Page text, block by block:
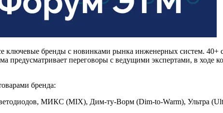
ключевые бренды с новинками рынка инженерных систем. 40+
переговоры с ведущими экспертами, в ходе
бренда:
МИКС (MIX), Дим-ту-Ворм (Dim-to-Warm), Ультра